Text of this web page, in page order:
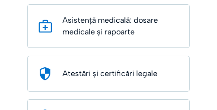
Asistență medicală: dosare
medicale și rapoarte
Atestări și certificări legale